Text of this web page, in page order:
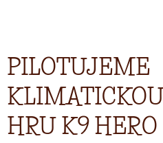
PILOTUJEME
HRU K9 HERO